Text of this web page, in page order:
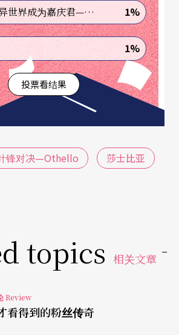
可以接受。
构不完整？台词不够顺口？节奏
可能的原因都被排除之后，我发
于剧中主要角色的关系。
罗太小了以及伊阿苟太好了。
终无法有力地说服观众：我是如
罗从吃味、嫉妒到怒火中烧的动
。
《转生到异世界成为嘉庆君—发现我的祖先是诈骗集团!?》 1%
1%
投票看结果
锋对决—Othello 莎士比亚
topics 相关文章
Review
看得到的粉丝传奇